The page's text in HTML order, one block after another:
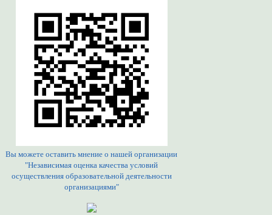
Вы можете оставить мнение о нашей организации
"Независимая оценка качества условий
осуществления образовательной деятельности
организациями"